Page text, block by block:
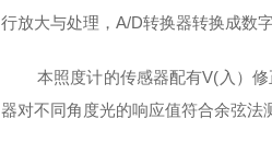
行放大与处理，A/D转换器转换成数
本照度计的传感器配有V(入）修
器对不同角度光的响应值符合余弦法